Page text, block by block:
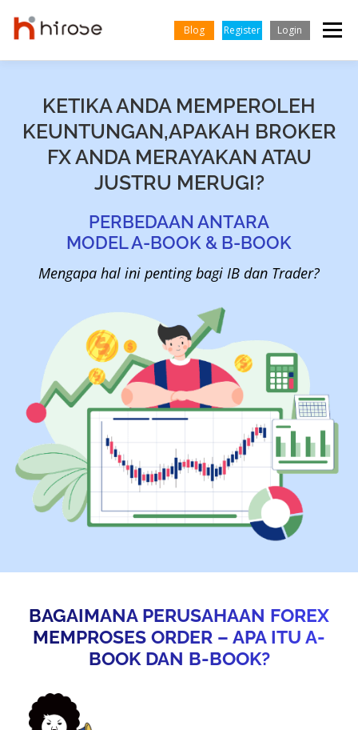
content
Blog Register Login Menu
PARTNERSHIP HELP CENTER COMPANY INDONESIA
KETIKA ANDA MEMPEROLEH
KEUNTUNGAN,APAKAH BROKER
FX ANDA MERAYAKAN ATAU
JUSTRU MERUGI?
PERBEDAAN ANTARA
MODEL A-BOOK & B-BOOK
Mengapa hal ini penting bagi IB dan Trader?
BAGAIMANA PERUSAHAAN FOREX
MEMPROSES ORDER – APA ITU A-
BOOK DAN B-BOOK?